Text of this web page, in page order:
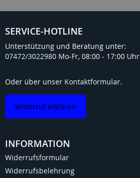
SERVICE-HOTLINE
Unterstützung und Beratung unter:
07472/3022980 Mo-Fr, 08:00 - 17:00 Uhr
Oder über unser Kontaktformular.
Widerruf erklären
INFORMATION
Widerrufsformular
Widerrufsbelehrung